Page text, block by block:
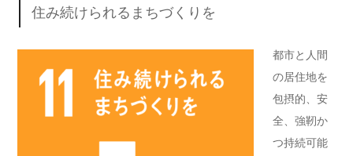
住み続けられるまちづくりを
都市と人間
の居住地を
包摂的、安
全、強靭か
つ持続可能